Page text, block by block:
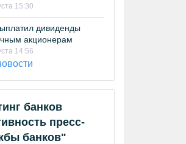
15:30
дивиденды
акционерам
14:56
банков
пресс-
банков"